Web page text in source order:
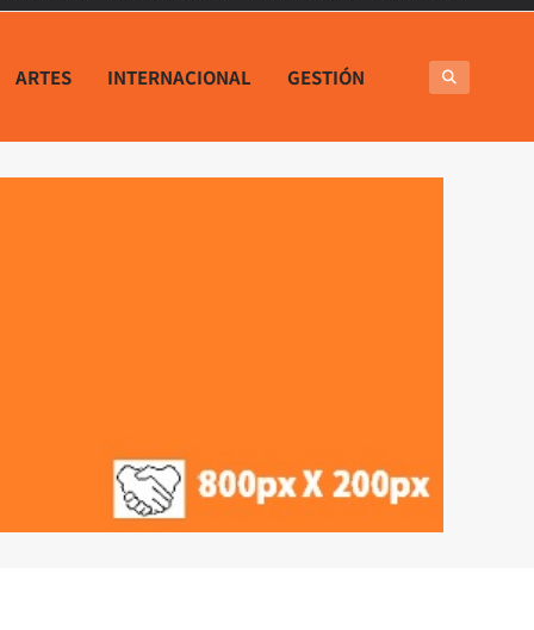
ARTES INTERNACIONAL GESTIÓN